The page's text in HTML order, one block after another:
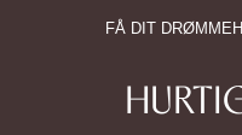
FÅ DIT